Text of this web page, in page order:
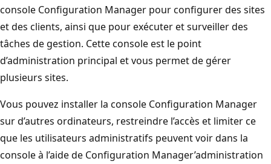
console Configuration Manager pour configurer des sites
et des clients, ainsi que pour exécuter et surveiller des
tâches de gestion. Cette console est le point
d’administration principal et vous permet de gérer
plusieurs sites.
Vous pouvez installer la console Configuration Manager
sur d’autres ordinateurs, restreindre l’accès et limiter ce
que les utilisateurs administratifs peuvent voir dans la
console à l’aide de Configuration Manager’administration